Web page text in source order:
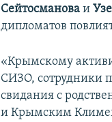
Сейтосманова и
дипломатов
«Крымскому
СИЗО, сотрудники
свидания с
и Крымским